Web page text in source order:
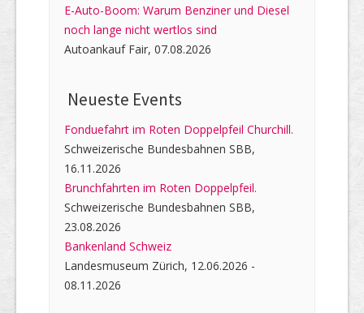
E-Auto-Boom: Warum Benziner und Diesel
noch lange nicht wertlos sind
Autoankauf Fair, 07.08.2026
Neueste Events
Fonduefahrt im Roten Doppelpfeil Churchill.
Schweizerische Bundesbahnen SBB,
16.11.2026
Brunchfahrten im Roten Doppelpfeil.
Schweizerische Bundesbahnen SBB,
23.08.2026
Bankenland Schweiz
Landesmuseum Zürich, 12.06.2026 -
08.11.2026